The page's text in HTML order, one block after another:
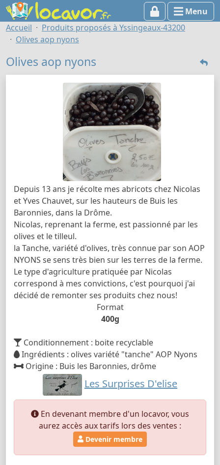
Menu
Accueil
Produits proposés à Yssingeaux-43200
Olives aop nyons
Olives aop nyons
Depuis 13 ans je récolte mes abricots chez Nicolas
et Yves Chauvet, sur les hauteurs de Buis les
Baronnies, dans la Drôme.
Nicolas, reprenant la ferme, est passionné par les
olives et le tilleul.
la Tanche, variété d'olives, très connue par son AOP
NYONS se sens très bien sur les terres de la ferme.
Le type d'agriculture pratiquée par Nicolas
correspond à mes convictions, c'est pourquoi j'ai
décidé de remonter ses produits chez nous!
Format
400g
Conditionnement : boite recyclable
Ingrédients : olives variété "tanche" AOP Nyons
Origine : Buis les Baronnies, drôme
Les Surprises D'elise
En devenant membre d'un locavor, vous
aurez accès aux tarifs lors des ventes :
Devenir membre